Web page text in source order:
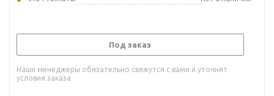
Под заказ
Наши менеджеры обязательно свяжутся с вами и уточнят
условия заказа